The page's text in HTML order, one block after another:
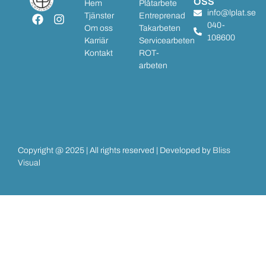
Hem
Tjänster
Om oss
Karriär
Kontakt
Plåtarbete
Entreprenad
Takarbeten
Servicearbeten
ROT-
arbeten
info@lplat.se
040-
108600
Copyright @ 2025 | All rights reserved | Developed by Bliss
Visual